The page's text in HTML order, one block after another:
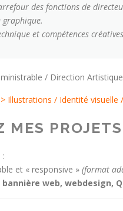
des fonctions de
graphique.
et compétences
/ Direction
Illustrations / Identité visuelle /
MES
:
et « responsive » (format
bannière web, webdesign,